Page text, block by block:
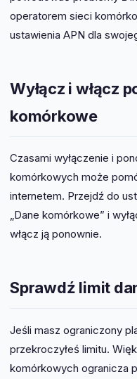
operatorem sieci
ustawienia APN dla
Wyłącz i włącz
komórkowe
Czasami wyłączenie i
komórkowych może
internetem. Przejdź do
„Dane komórkowe” i
włącz ją ponownie.
Sprawdź limit
Jeśli masz ograniczony
przekroczyłeś limitu.
komórkowych ogranicza